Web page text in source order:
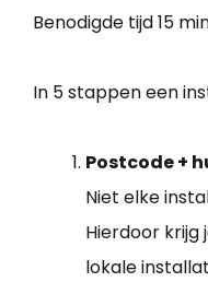
Benodigde tijd15
In 5 stappen een
Postcode +
Niet elke
Hierdoor
lokale